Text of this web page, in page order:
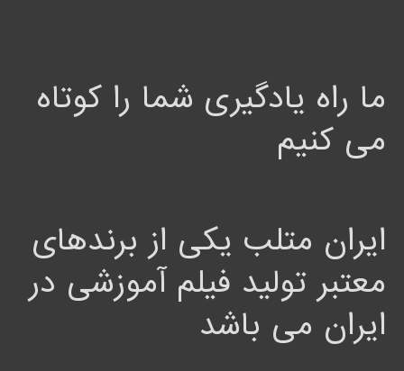
ما راه یادگیری شما را کوتاه
می کنیم
ایران متلب یکی از برندهای
معتبر تولید فیلم آموزشی در
ایران می باشد